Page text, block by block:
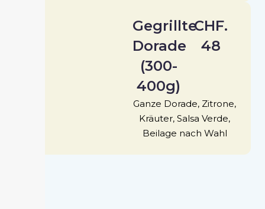
Gegrillte
Dorade
(300-
400g)
CHF.
48
Ganze Dorade, Zitrone,
Kräuter, Salsa Verde,
Beilage nach Wahl